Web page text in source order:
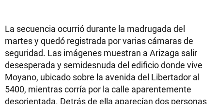
La secuencia ocurrió durante la madrugada del
martes y quedó registrada por varias cámaras de
seguridad. Las imágenes muestran a Arizaga salir
desesperada y semidesnuda del edificio donde vive
Moyano, ubicado sobre la avenida del Libertador al
5400, mientras corría por la calle aparentemente
desorientada. Detrás de ella aparecían dos personas